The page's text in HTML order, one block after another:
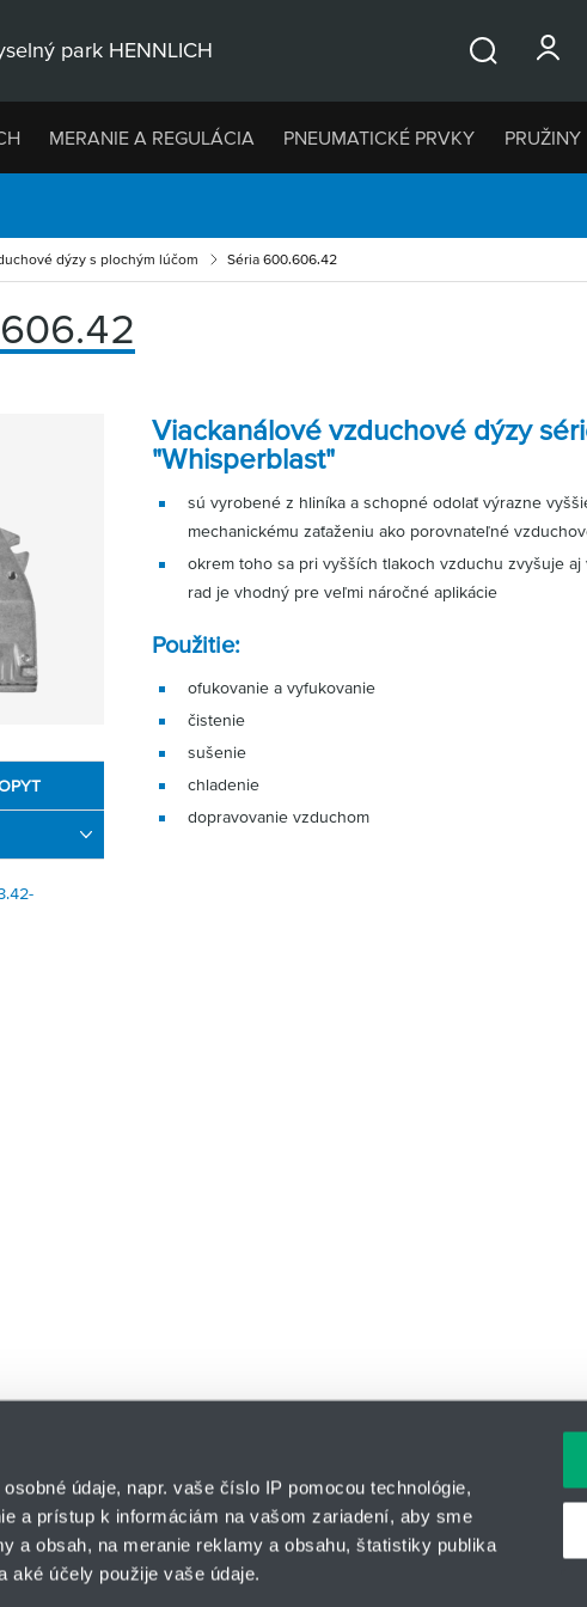
údaje, napr. vaše číslo IP pomocou technológie,
a prístup k informáciám na vašom zariadení, aby sme
a obsah, na meranie reklamy a obsahu, štatistiky publika
aké účely použije vaše údaje.
park HENNLICH
MERANIE A REGULÁCIA PNEUMATICKÉ PRVKY PRUŽINY
dýzy s plochým lúčom Séria 600.606.42
Viackanálové vzduchové dýzy
"Whisperblast"
sú vyrobené z hliníka a schopné odolať výrazne
mechanickému zaťaženiu ako porovnateľné
okrem toho sa pri vyšších tlakoch vzduchu zvyšuje aj
rad je vhodný pre veľmi náročné aplikácie
Použitie:
ofukovanie a vyfukovanie
čistenie
sušenie
chladenie
dopravovanie vzduchom
HENNLICH s.r.o.
Košťany nad Turcom 543
IČO: